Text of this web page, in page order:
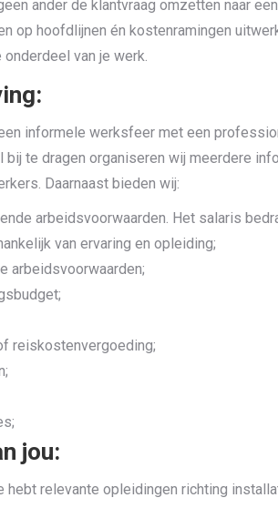
ander de klantvraag omzetten naar
op hoofdlijnen én kostenramingen
van je werk.
informele werksfeer met een
bij te dragen organiseren wij meerdere
Daarnaast bieden wij:
arbeidsvoorwaarden. Het salaris
van ervaring en opleiding;
arbeidsvoorwaarden;
reiskostenvergoeding;
jou:
hebt relevante opleidingen richting